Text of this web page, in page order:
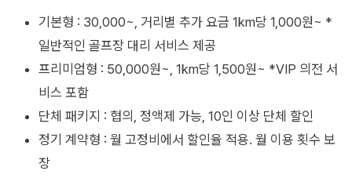
기본형 : 30,000~, 거리별 추가 요금 1km당 1,000원~ *
일반적인 골프장 대리 서비스 제공
프리미엄형 : 50,000원~, 1km당 1,500원~ *VIP 의전 서
비스 포함
단체 패키지 : 협의, 정액제 가능, 10인 이상 단체 할인
정기 계약형 : 월 고정비에서 할인율 적용. 월 이용 횟수 보
장